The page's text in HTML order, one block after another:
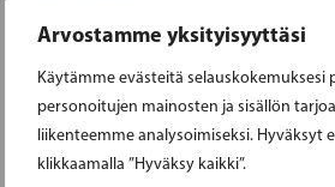
Arvostamme yksityisyyttäsi
Käytämme evästeitä selauskokemuksesi
personoitujen mainosten ja sisällön
liikenteemme analysoimiseksi. Hyväksyt
klikkaamalla ”Hyväksy kaikki”.
ADLERCREUTZ JA
VIERAILIVAT LÄNSI-
HALLITUKSEN